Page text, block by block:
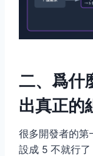
二、爲什
出真正的
很多開發者的第
設成 5 不就行